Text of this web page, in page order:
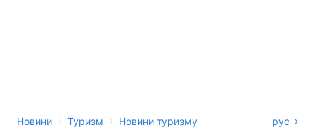
Новини › Туризм › Новини туризму рус